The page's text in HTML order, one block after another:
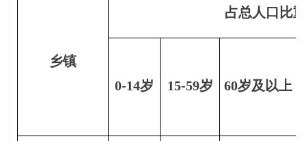
乡镇
占总人口比重
0-14岁 15-59岁 60岁及以上